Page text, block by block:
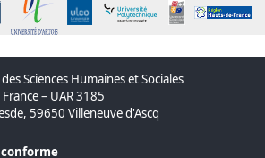
Sciences Humaines et Sociales
– UAR 3185
59650 Villeneuve d'Ascq